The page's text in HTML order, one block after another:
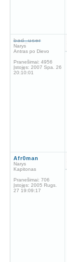
bad_user
Narys
Antras po Dievo
Pranešimai: 4956
Įstojęs: 2007 Spa. 26
20:10:01
Afr0man
Narys
Kapitonas
Pranešimai: 706
Įstojęs: 2005 Rugs.
27 19:09:17